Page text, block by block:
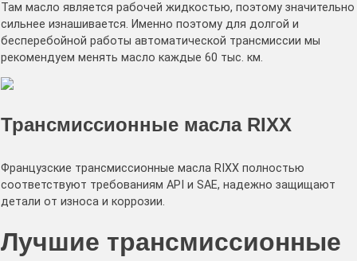
Там масло является рабочей жидкостью, поэтому значительно
сильнее изнашивается. Именно поэтому для долгой и
бесперебойной работы автоматической трансмиссии мы
рекомендуем менять масло каждые 60 тыс. км.
Трансмиссионные масла RIXX
Французские трансмиссионные масла RIXX полностью
соответствуют требованиям API и SAE, надежно защищают
детали от износа и коррозии.
Лучшие трансмиссионные